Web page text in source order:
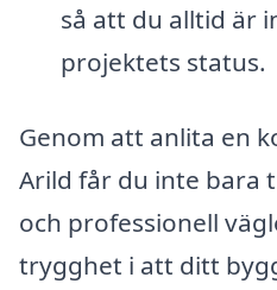
så att du alltid är
projektets status.
Genom att anlita en
Arild får du inte bara
och professionell
trygghet i att ditt